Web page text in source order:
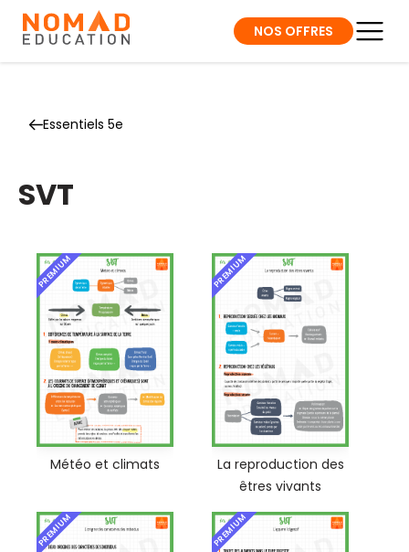
NOS OFFRES
Essentiels 5e
SVT
PREMIUM
Météo et climats
PREMIUM
La reproduction des
êtres vivants
PREMIUM PREMIUM